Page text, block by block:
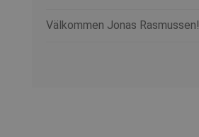
Välkommen Jonas Rasmussen!